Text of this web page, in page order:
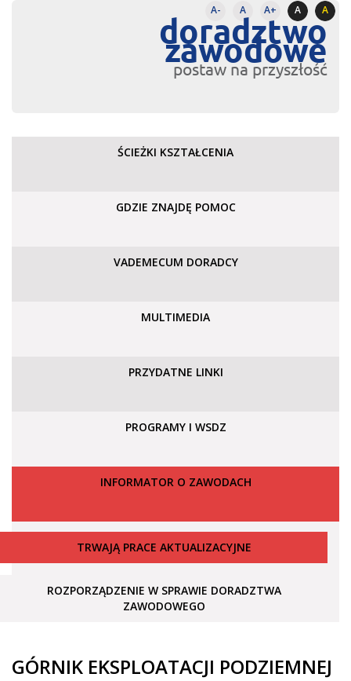
A- A A+ A A
doradztwo
zawodowe
postaw na przyszłość
ŚCIEŻKI KSZTAŁCENIA
GDZIE ZNAJDĘ POMOC
VADEMECUM DORADCY
MULTIMEDIA
PRZYDATNE LINKI
PROGRAMY I WSDZ
INFORMATOR O ZAWODACH
TRWAJĄ PRACE AKTUALIZACYJNE
ROZPORZĄDZENIE W SPRAWIE DORADZTWA
ZAWODOWEGO
GÓRNIK EKSPLOATACJI PODZIEMNEJ